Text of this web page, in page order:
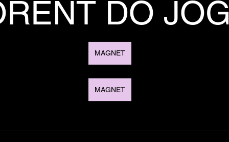
DO
MAGNET
MAGNET